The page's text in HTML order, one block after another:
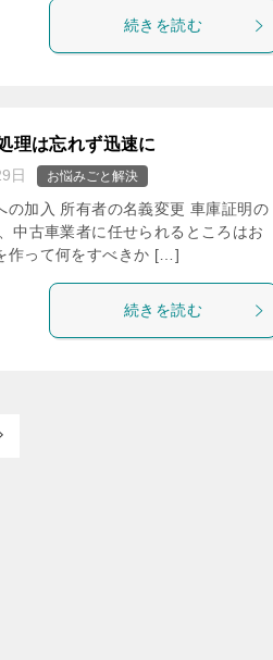
続きを読む
理は忘れず迅速に
日 お悩みごと解決
の加入 所有者の名義変更 車庫証明の
中古車業者に任せられるところはお
作って何をすべきか […]
続きを読む